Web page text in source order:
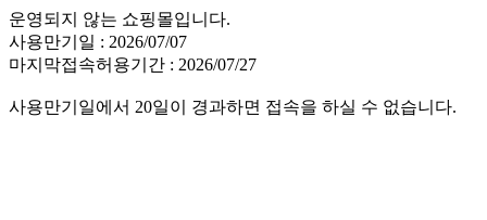
운영되지 않는 쇼핑몰입니다.
사용만기일 : 2026/07/07
마지막접속허용기간 : 2026/07/27
사용만기일에서 20일이 경과하면 접속을 하실 수 없습니다.